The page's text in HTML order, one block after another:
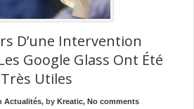
D’une Intervention
Google Glass Ont Été
Très Utiles
Actualités, by Kreatic, No comments